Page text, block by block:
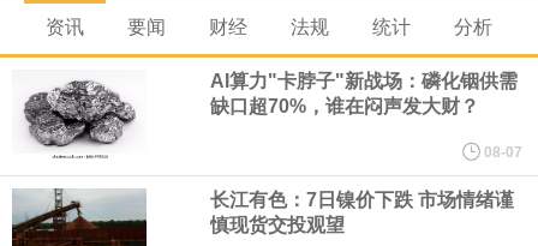
通知，将于8月9日实施24小时停工。
8月7日，宇树科技董事长王兴兴网上路演时表示，报告期内，公司
研发费用金额分别为4,995.18万元、7,001.70万元、14,496.56万
元，最近3年复合增长率达70.36%，呈快速增长趋势，并形成多项
资讯 要闻 财经 法规 统计 分析
AI算力"卡脖子"新战场：磷化铟供需
缺口超70%，谁在闷声发大财？
08-07
长江有色：7日镍价下跌 市场情绪谨
慎现货交投观望